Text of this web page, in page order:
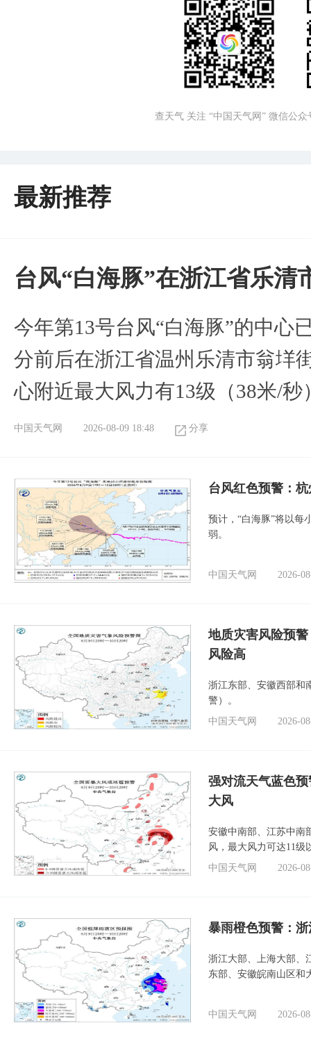
查天气 关注 “中国天气网” 微信公众
最新推荐
台风“白海豚”在浙江省乐清
今年第13号台风“白海豚”的中心
分前后在浙江省温州乐清市翁垟
心附近最大风力有13级（38米/秒
中国天气网 2026-08-09 18:48 分享
台风红色预警：
预计，“白海豚”将以每
弱。
中国天气网 2026-
地质灾害风险预
风险高
浙江东部、安徽西部和
警）。
中国天气网
2026-
强对流天气蓝色
大风
安徽中南部、江苏中南
风，最大风力可达11级
中国天气网
2026-
暴雨橙色预警：
浙江大部、上海大部、
东部、安徽皖南山区和
中国天气网 2026-